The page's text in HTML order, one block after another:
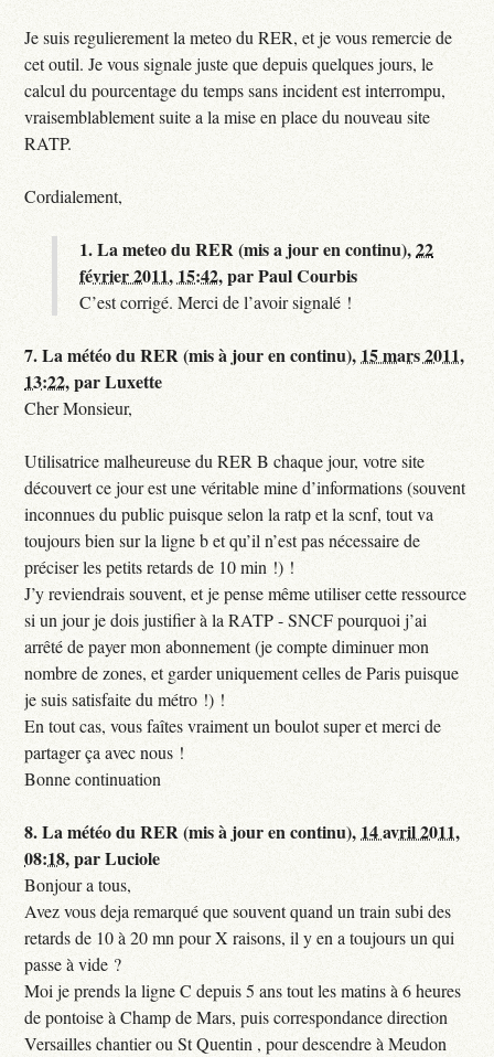
Je suis regulierement la meteo du RER, et je vous remercie de
cet outil. Je vous signale juste que depuis quelques jours, le
calcul du pourcentage du temps sans incident est interrompu,
vraisemblablement suite a la mise en place du nouveau site
RATP.
Cordialement,
1.La meteo du RER (mis a jour en continu),22
février 2011, 15:42,parPaul Courbis
C’est corrigé. Merci de l’avoir signalé !
7.La météo du RER (mis à jour en continu), 15 mars 2011,
13:22,parLuxette
Cher Monsieur,
Utilisatrice malheureuse du RER B chaque jour, votre site
découvert ce jour est une véritable mine d’informations (souvent
inconnues du public puisque selon la ratp et la scnf, tout va
toujours bien sur la ligne b et qu’il n’est pas nécessaire de
préciser les petits retards de 10 min !) !
J’y reviendrais souvent, et je pense même utiliser cette ressource
si un jour je dois justifier à la RATP - SNCF pourquoi j’ai
arrêté de payer mon abonnement (je compte diminuer mon
nombre de zones, et garder uniquement celles de Paris puisque
je suis satisfaite du métro !) !
En tout cas, vous faîtes vraiment un boulot super et merci de
partager ça avec nous !
Bonne continuation
8.La météo du RER (mis à jour en continu), 14 avril 2011,
08:18,parLuciole
Bonjour a tous,
Avez vous deja remarqué que souvent quand un train subi des
retards de 10 à 20 mn pour X raisons, il y en a toujours un qui
passe à vide ?
Moi je prends la ligne C depuis 5 ans tout les matins à 6 heures
de pontoise à Champ de Mars, puis correspondance direction
Versailles chantier ou St Quentin , pour descendre à Meudon